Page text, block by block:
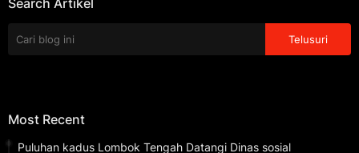
Search Artikel
Most Recent
Puluhan kadus Lombok Tengah Datangi Dinas sosial